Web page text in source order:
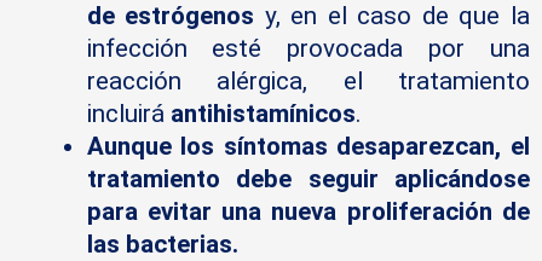
de estrógenos y, en el caso de que la
infección esté provocada por una
reacción alérgica, el tratamiento
incluirá antihistamínicos.
Aunque los síntomas desaparezcan, el
tratamiento debe seguir aplicándose
para evitar una nueva proliferación de
las bacterias.